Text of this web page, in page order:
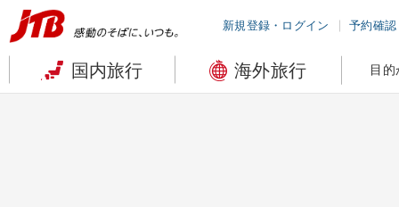
新規登録・ログイン 予約確認
国内旅行 海外旅行 目的